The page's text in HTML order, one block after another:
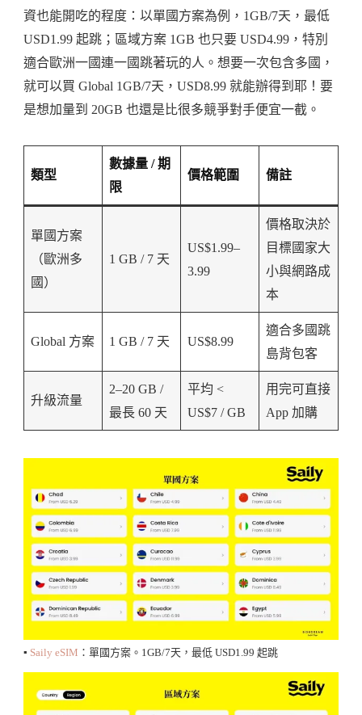
資也能開吃的程度：以單國方案為例，1GB/7天，最低
USD1.99 起跳；區域方案 1GB 也只要 USD4.99，特別
適合歐洲一國連一國跳著玩的人。想要一次包含多國，
就可以買 Global 1GB/7天，USD8.99 就能辦得到耶！要
是想加量到 20GB 也還是比很多競爭對手便宜一截。
類型
數據量 / 期
限
價格範圍 備註
單國方案
（歐洲多
國）
1 GB / 7 天
US$1.99–
3.99
價格取決於
目標國家大
小與網路成
本
Global 方案 1 GB / 7 天 US$8.99
適合多國跳
島背包客
升級流量
2–20 GB /
最長 60 天
平均 <
US$7 / GB
用完可直接
App 加購
▪️ Saily eSIM ：單國方案。1GB/7天，最低 USD1.99 起跳